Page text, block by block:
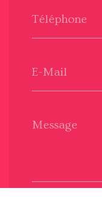
Téléphone
E-Mail
Message